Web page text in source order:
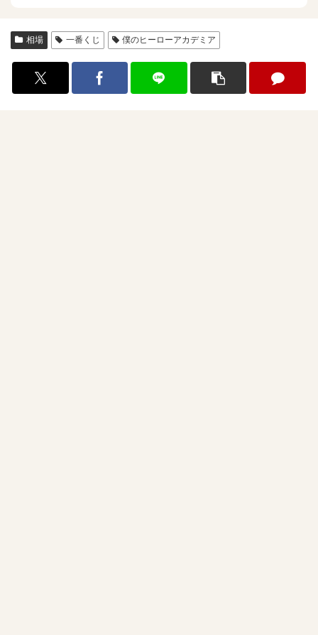
相場 一番くじ 僕のヒーローアカデミア